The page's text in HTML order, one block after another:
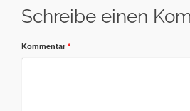
Schreibe einen
Kommentar *